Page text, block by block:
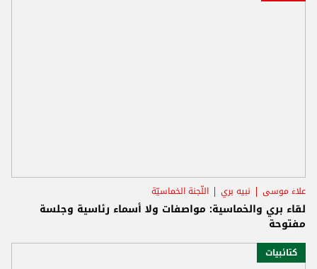
علاء موسى نبيه بري اللّجنة الخماسيّة
لقاء بري والخماسية: مواصفات ولا أسماء رئاسية وجلسة
مفتوحة
كتائبيات